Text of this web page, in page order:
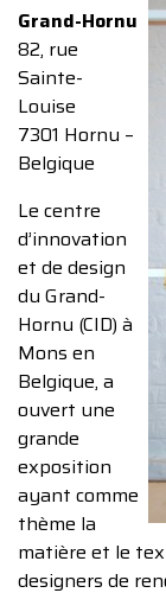
Grand-Hornu
82, rue
Sainte-
Louise
7301 Hornu –
Belgique
Le centre
d’innovation
et de design
du Grand-
Hornu (CID) à
Mons en
Belgique, a
ouvert une
grande
exposition
ayant comme
thème la
matière et le
designers de